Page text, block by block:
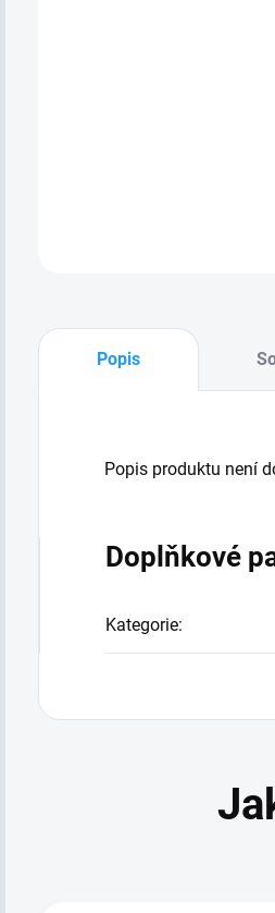
Popis
Popis produktu není
Doplňkové
Kategorie: